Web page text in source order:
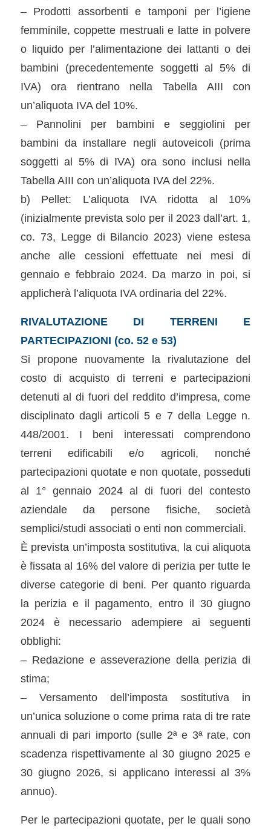
– Prodotti assorbenti e tamponi per l’igiene
femminile, coppette mestruali e latte in polvere
o liquido per l’alimentazione dei lattanti o dei
bambini (precedentemente soggetti al 5% di
IVA) ora rientrano nella Tabella AIII con
un’aliquota IVA del 10%.
– Pannolini per bambini e seggiolini per
bambini da installare negli autoveicoli (prima
soggetti al 5% di IVA) ora sono inclusi nella
Tabella AIII con un’aliquota IVA del 22%.
b) Pellet: L’aliquota IVA ridotta al 10%
(inizialmente prevista solo per il 2023 dall’art. 1,
co. 73, Legge di Bilancio 2023) viene estesa
anche alle cessioni effettuate nei mesi di
gennaio e febbraio 2024. Da marzo in poi, si
applicherà l’aliquota IVA ordinaria del 22%.
RIVALUTAZIONE DI TERRENI E
PARTECIPAZIONI (co. 52 e 53)
Si propone nuovamente la rivalutazione del
costo di acquisto di terreni e partecipazioni
detenuti al di fuori del reddito d’impresa, come
disciplinato dagli articoli 5 e 7 della Legge n.
448/2001. I beni interessati comprendono
terreni edificabili e/o agricoli, nonché
partecipazioni quotate e non quotate, posseduti
al 1° gennaio 2024 al di fuori del contesto
aziendale da persone fisiche, società
semplici/studi associati o enti non commerciali.
È prevista un’imposta sostitutiva, la cui aliquota
è fissata al 16% del valore di perizia per tutte le
diverse categorie di beni. Per quanto riguarda
la perizia e il pagamento, entro il 30 giugno
2024 è necessario adempiere ai seguenti
obblighi:
– Redazione e asseverazione della perizia di
stima;
– Versamento dell’imposta sostitutiva in
un’unica soluzione o come prima rata di tre rate
annuali di pari importo (sulle 2ª e 3ª rate, con
scadenza rispettivamente al 30 giugno 2025 e
30 giugno 2026, si applicano interessi al 3%
annuo).
Per le partecipazioni quotate, per le quali sono